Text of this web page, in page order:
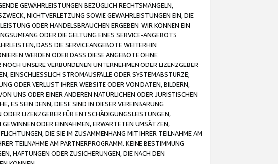
GEWÄHRLEISTUNGEN BEZÜGLICH RECHTSMÄNGELN,
NICHTVERLETZUNG SOWIE GEWÄHRLEISTUNGEN EIN, DIE
ODER HANDELSBRÄUCHEN ERGEBEN. WIR KÖNNEN EIN
ODER DIE GELTUNG EINES SERVICE-ANGEBOTS
DASS DIE SERVICEANGEBOTE WEITERHIN
WERDEN ODER DASS DIESE ANGEBOTE OHNE
UNSERE VERBUNDENEN UNTERNEHMEN ODER LIZENZGEBER
EINSCHLIESSLICH STROMAUSFÄLLE ODER SYSTEMABSTÜRZE;
ODER VERLUST IHRER WEBSITE ODER VON DATEN, BILDERN,
UNS ODER EINER ANDEREN NATÜRLICHEN ODER JURISTISCHEN
ES SEIN DENN, DIESE SIND IN DIESER VEREINBARUNG
LIZENZGEBER FÜR ENTSCHÄDIGUNGSLEISTUNGEN,
ODER EINNAHMEN, ERWARTETEN UMSÄTZEN,
DIE SIE IM ZUSAMMENHANG MIT IHRER TEILNAHME AM
TEILNAHME AM PARTNERPROGRAMM. KEINE BESTIMMUNG
HAFTUNGEN ODER ZUSICHERUNGEN, DIE NACH DEN